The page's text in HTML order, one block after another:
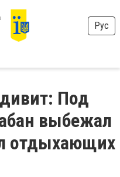
Рус
Под
выбежал
отдыхающих